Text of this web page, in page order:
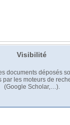
Visibilité
documents déposés
par les moteurs de
(Google Scholar,…).